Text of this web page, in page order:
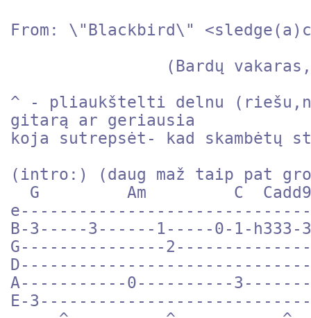
From: \"Blackbird\"
^ - pliaukštelti delnu
gitarą ar geriausia
koja sutrepsėt- kad skambėtų
(intro:) (daug maž taip pat
B-3-----3------1-----0-1-h333-
G---------------
A-----------0----------
E-